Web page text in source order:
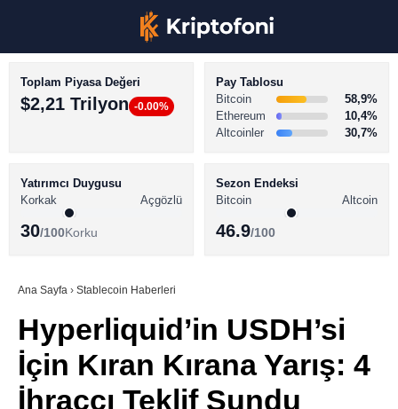
Youtube
TikTok
BİTCOİN HABERLERİ
ALTCOİN HABERLERİ
SÖZLÜK
Toplam Piyasa Değeri
$2,21 Trilyon -0.00%
Pay Tablosu
Bitcoin
58,9%
Ethereum
10,4%
Altcoinler
30,7%
Yatırımcı Duygusu
Korkak
Açgözlü
30/100Korku
Sezon Endeksi
Bitcoin
Altcoin
46.9/100
Ana Sayfa › Stablecoin Haberleri
Hyperliquid’in USDH’si
İçin Kıran Kırana Yarış: 4
İhraççı Teklif Sundu